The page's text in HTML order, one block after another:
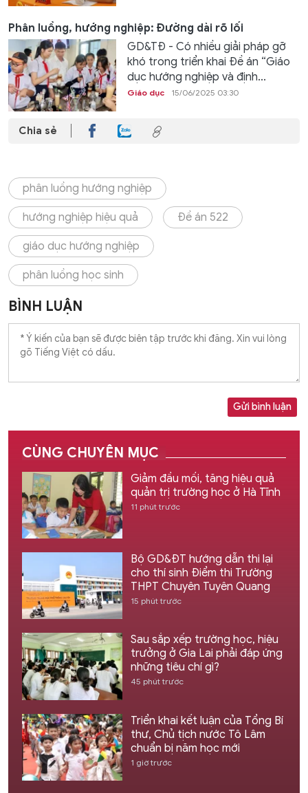
Phân luồng, hướng nghiệp: Đường dài rõ lối
GD&TĐ - Có nhiều giải pháp gỡ
khó trong triển khai Đề án “Giáo
dục hướng nghiệp và định...
Giáo dục 15/06/2025 03:30
Chia sẻ
phân luồng hướng nghiệp
hướng nghiệp hiệu quả Đề án 522
giáo dục hướng nghiệp
phân luồng học sinh
BÌNH LUẬN
Gửi bình luận
CÙNG CHUYÊN MỤC
Giảm đầu mối, tăng hiệu quả
quản trị trường học ở Hà Tĩnh
11 phút trước
Bộ GD&ĐT hướng dẫn thi lại
cho thí sinh Điểm thi Trường
THPT Chuyên Tuyên Quang
15 phút trước
Sau sắp xếp trường học, hiệu
trưởng ở Gia Lai phải đáp ứng
những tiêu chí gì?
45 phút trước
Triển khai kết luận của Tổng Bí
thư, Chủ tịch nước Tô Lâm
chuẩn bị năm học mới
1 giờ trước